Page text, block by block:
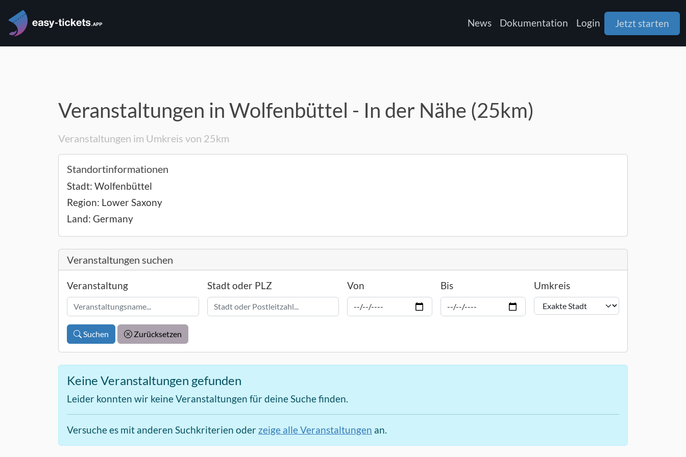
News Dokumentation Login Jetzt starten
Veranstaltungen in Wolfenbüttel - In der Nähe (25km)
Veranstaltungen im Umkreis von 25km
Standortinformationen
Stadt: Wolfenbüttel
Region: Lower Saxony
Land: Germany
Veranstaltungen suchen
Veranstaltung Stadt oder PLZ Von Bis Umkreis
Suchen Zurücksetzen
Keine Veranstaltungen gefunden
Leider konnten wir keine Veranstaltungen für deine Suche finden.
Versuche es mit anderen Suchkriterien oder zeige alle Veranstaltungen an.